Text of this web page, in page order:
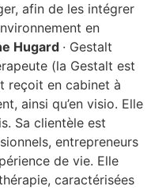
afin de les intégrer
en
Hugard · Gestalt
(la Gestalt est
reçoit en cabinet à
ainsi qu’en visio. Elle
Sa clientèle est
entrepreneurs
de vie. Elle
caractérisées